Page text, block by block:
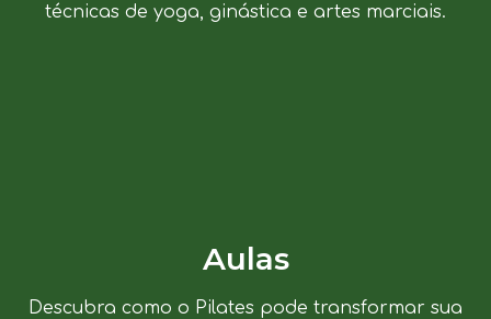
técnicas de yoga, ginástica e artes marciais.
Aulas
Descubra como o Pilates pode transformar sua